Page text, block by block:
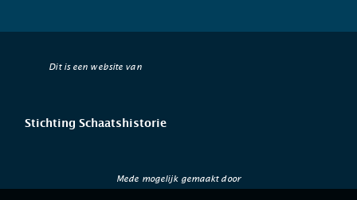
Dit is een website van
Stichting Schaatshistorie
Mede mogelijk gemaakt door